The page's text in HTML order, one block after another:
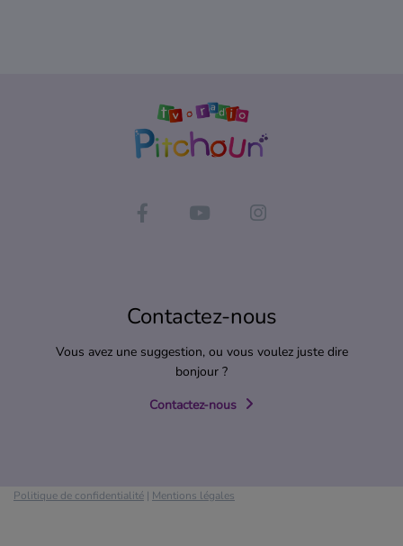
Contactez-nous
Vous avez une suggestion, ou vous voulez juste dire
bonjour ?
Contactez-nous
Politique de confidentialité | Mentions légales